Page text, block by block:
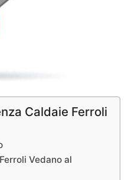
Caldaie Ferroli
Vedano al